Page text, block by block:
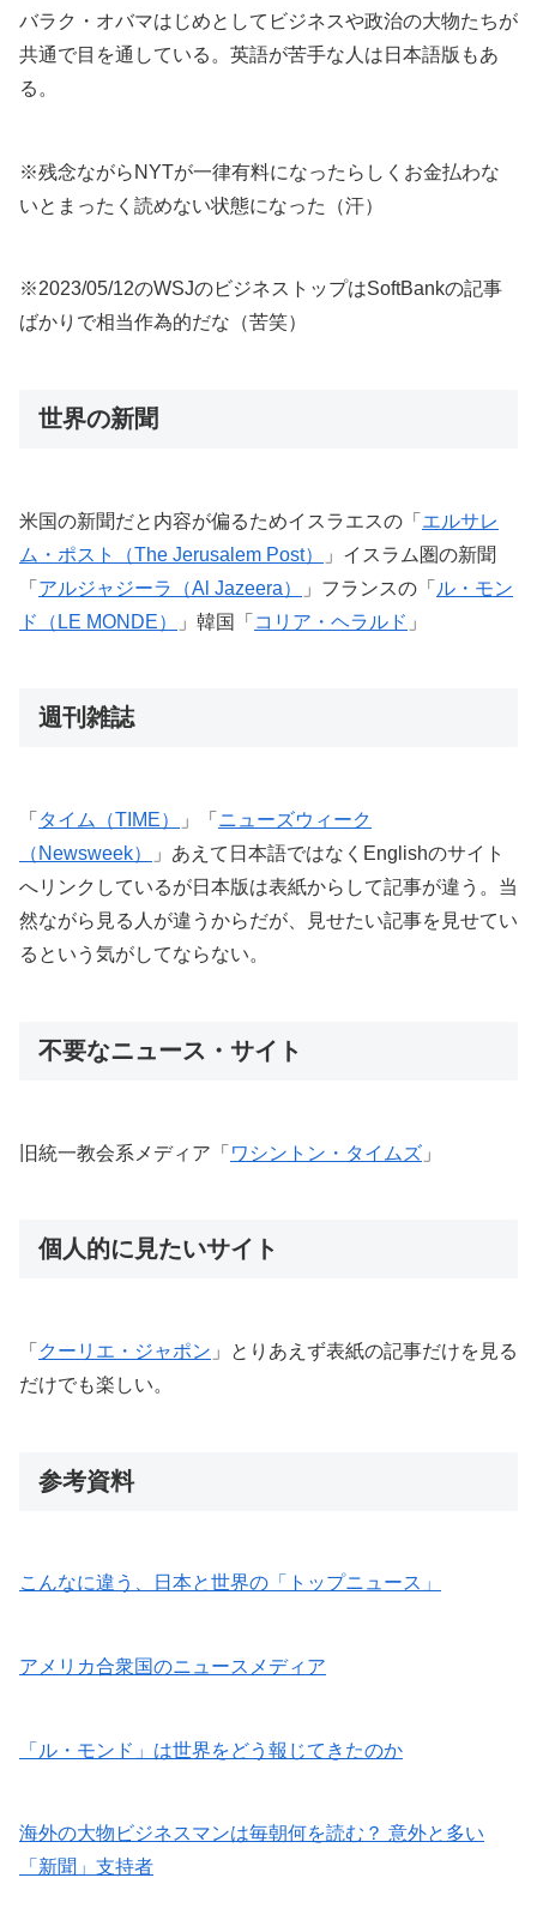
バラク・オバマはじめとしてビジネスや政治の大物たちが
共通で目を通している。英語が苦手な人は日本語版もあ
る。
※残念ながらNYTが一律有料になったらしくお金払わな
いとまったく読めない状態になった（汗）
※2023/05/12のWSJのビジネストップはSoftBankの記事
ばかりで相当作為的だな（苦笑）
世界の新聞
米国の新聞だと内容が偏るためイスラエスの「 エルサレ
ム・ポスト（The Jerusalem Post）
」イスラム圏の新聞
「 アルジャジーラ（Al Jazeera） 」フランスの「 ル・モン
ド（LE MONDE）
」韓国「 コリア・ヘラルド 」
週刊雑誌
「 タイム（TIME） 」「 ニューズウィーク
（Newsweek）
」あえて日本語ではなくEnglishのサイト
へリンクしているが日本版は表紙からして記事が違う。当
然ながら見る人が違うからだが、見せたい記事を見せてい
るという気がしてならない。
不要なニュース・サイト
旧統一教会系メディア「 ワシントン・タイムズ 」
個人的に見たいサイト
「 クーリエ・ジャポン 」とりあえず表紙の記事だけを見る
だけでも楽しい。
参考資料
こんなに違う、日本と世界の「トップニュース」
アメリカ合衆国のニュースメディア
「ル・モンド」は世界をどう報じてきたのか
海外の大物ビジネスマンは毎朝何を読む？ 意外と多い
「新聞」支持者